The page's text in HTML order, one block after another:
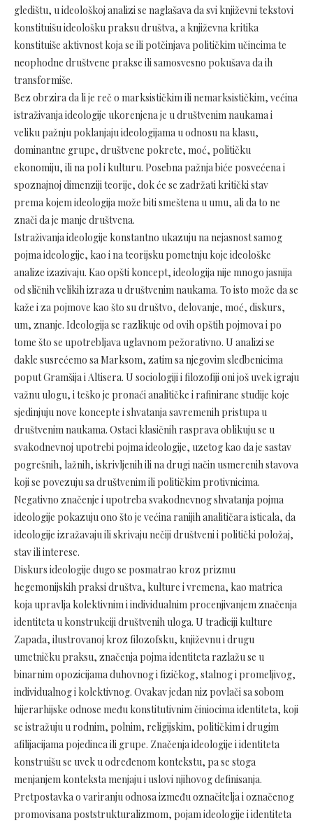
gledištu, u ideološkoj analizi se naglašava da svi književni tekstovi
konstituišu ideološku praksu društva, a književna kritika
konstituiše aktivnost koja se ili potčinjava političkim učincima te
neophodne društvene prakse ili samosvesno pokušava da ih
transformiše.
Bez obrzira da li je reč o marksističkim ili nemarksističkim, većina
istraživanja ideologije ukorenjena je u društvenim naukama i
veliku pažnju poklanjaju ideologijama u odnosu na klasu,
dominantne grupe, društvene pokrete, moć, političku
ekonomiju, ili na pol i kulturu. Posebna pažnja biće posvećena i
spoznajnoj dimenziji teorije, dok će se zadržati kritički stav
prema kojem ideologija može biti smeštena u umu, ali da to ne
znači da je manje društvena.
Istraživanja ideologije konstantno ukazuju na nejasnost samog
pojma ideologije, kao i na teorijsku pometnju koje ideološke
analize izazivaju. Kao opšti koncept, ideologija nije mnogo jasnija
od sličnih velikih izraza u društvenim naukama. To isto može da se
kaže i za pojmove kao što su društvo, delovanje, moć, diskurs,
um, znanje. Ideologija se razlikuje od ovih opštih pojmova i po
tome što se upotrebljava uglavnom pežorativno. U analizi se
dakle susrećemo sa Marksom, zatim sa njegovim sledbenicima
poput Gramšija i Altisera. U sociologiji i filozofiji oni još uvek igraju
važnu ulogu, i teško je pronaći analitičke i rafinirane studije koje
sjedinjuju nove koncepte i shvatanja savremenih pristupa u
društvenim naukama. Ostaci klasičnih rasprava oblikuju se u
svakodnevnoj upotrebi pojma ideologije, uzetog kao da je sastav
pogrešnih, lažnih, iskrivljenih ili na drugi način usmerenih stavova
koji se povezuju sa društvenim ili političkim protivnicima.
Negativno značenje i upotreba svakodnevnog shvatanja pojma
ideologije pokazuju ono što je većina ranijih analitičara isticala, da
ideologije izražavaju ili skrivaju nečiji društveni i politički položaj,
stav ili interese.
Diskurs ideologije dugo se posmatrao kroz prizmu
hegemonijskih praksi društva, kulture i vremena, kao matrica
koja upravlja kolektivnim i individualnim procenjivanjem značenja
identiteta u konstrukciji društvenih uloga. U tradiciji kulture
Zapada, ilustrovanoj kroz filozofsku, književnu i drugu
umetničku praksu, značenja pojma identiteta razlažu se u
binarnim opozicijama duhovnog i fizičkog, stalnog i promeljivog,
individualnog i kolektivnog. Ovakav jedan niz povlači sa sobom
hijerarhijske odnose među konstitutivnim činiocima identiteta, koji
se istražuju u rodnim, polnim, religijskim, političkim i drugim
afilijacijama pojedinca ili grupe. Značenja ideologije i identiteta
konstruišu se uvek u određenom kontekstu, pa se stoga
menjanjem konteksta menjaju i uslovi njihovog definisanja.
Pretpostavka o variranju odnosa između označitelja i označenog
promovisana poststrukturalizmom, pojam ideologije i identiteta